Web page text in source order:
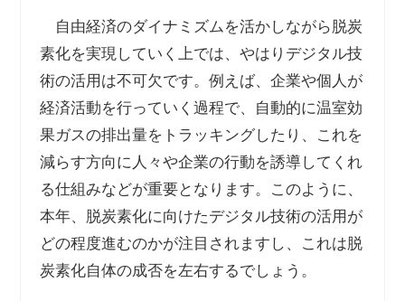
自由経済のダイナミズムを活かしながら脱炭
素化を実現していく上では、やはりデジタル技
術の活用は不可欠です。例えば、企業や個人が
経済活動を行っていく過程で、自動的に温室効
果ガスの排出量をトラッキングしたり、これを
減らす方向に人々や企業の行動を誘導してくれ
る仕組みなどが重要となります。このように、
本年、脱炭素化に向けたデジタル技術の活用が
どの程度進むのかが注目されますし、これは脱
炭素化自体の成否を左右するでしょう。